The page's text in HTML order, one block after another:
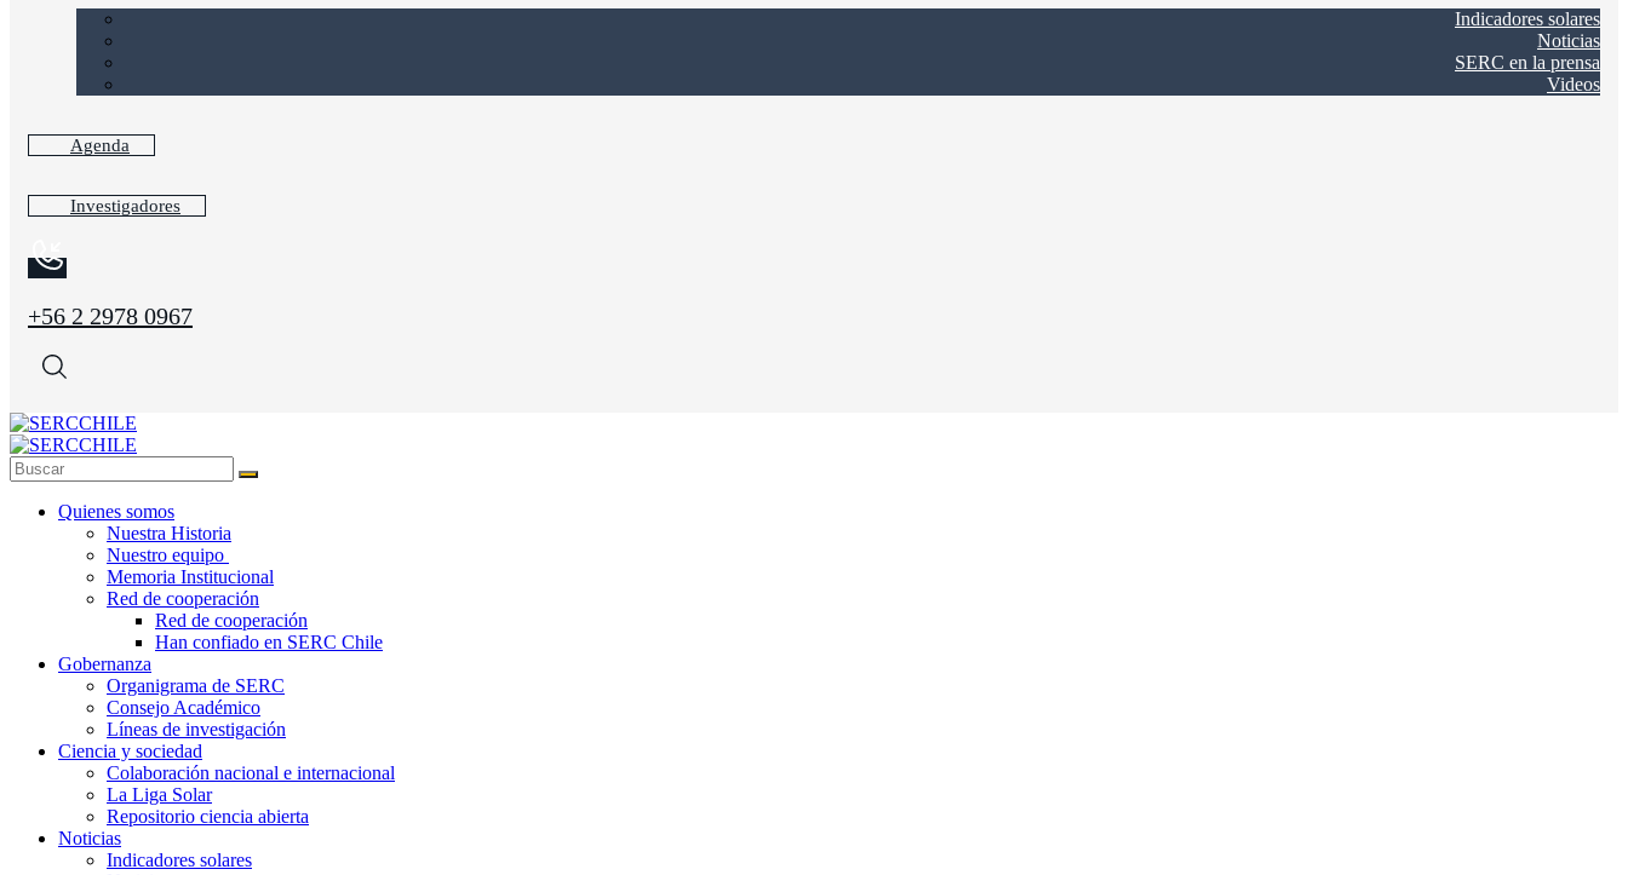
Indicadores solares
Noticias
SERC en la prensa
Videos
Agenda
Investigadores
+56 2 2978 0967
Quienes somos
Nuestra Historia
Nuestro equipo
Memoria Institucional
Red de cooperación
Red de cooperación
Han confiado en SERC Chile
Gobernanza
Organigrama de SERC
Consejo Académico
Líneas de investigación
Ciencia y sociedad
Colaboración nacional e internacional
La Liga Solar
Repositorio ciencia abierta
Noticias
Indicadores solares